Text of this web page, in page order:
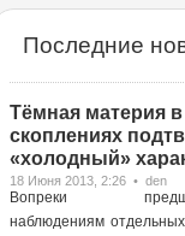
Последние
Тёмная материя в
скоплениях
«холодный»
18 Июня 2013, 2:26 • den
Вопреки
наблюдениям